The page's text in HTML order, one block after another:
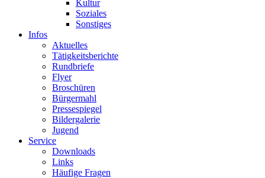
Kultur
Soziales
Sonstiges
Infos
Aktuelles
Tätigkeitsberichte
Rundbriefe
Flyer
Broschüren
Bürgermahl
Pressespiegel
Bildergalerie
Jugend
Service
Downloads
Links
Häufige Fragen